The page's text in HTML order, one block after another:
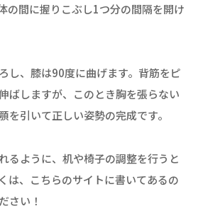
の間に握りこぶし1つ分の間隔を開け
し、膝は90度に曲げます。背筋をピ
ばしますが、このとき胸を張らない
を引いて正しい姿勢の完成です。
るように、机や椅子の調整を行うと
は、こちらのサイトに書いてあるの
さい！